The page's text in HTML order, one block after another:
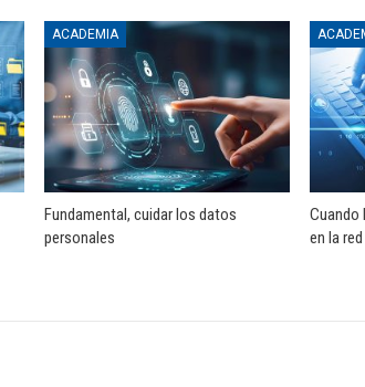
ACADEMIA
Fundamental, cuidar los datos
personales
Cuando
en la red